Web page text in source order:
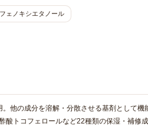
フェノキシエタノール
他の成分を溶解・分散させる基剤として
酸トコフェロールなど22種類の保湿・補修